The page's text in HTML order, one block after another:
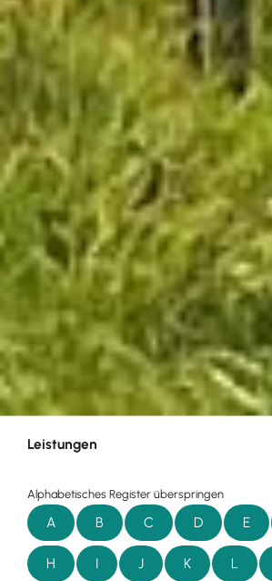
Leistungen
Alphabetisches Register überspringen
A B C D E
H I J K L